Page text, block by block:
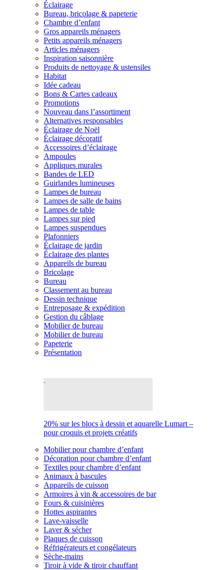
Éclairage
Bureau, bricolage & papeterie
Chambre d’enfant
Gros appareils ménagers
Petits appareils ménagers
Articles ménagers
Inspiration saisonnière
Produits de nettoyage & ustensiles
Habitat
Idée cadeau
Bons & Cartes cadeaux
Promotions
Nouveau dans l’assortiment
Alternatives responsables
Éclairage de Noël
Éclairage décoratif
Accessoires d’éclairage
Ampoules
Appliques murales
Bandes de LED
Guirlandes lumineuses
Lampes de bureau
Lampes de salle de bains
Lampes de table
Lampes sur pied
Lampes suspendues
Plafonniers
Éclairage de jardin
Éclairage des plantes
Appareils de bureau
Bricolage
Bureau
Classement au bureau
Dessin technique
Entreposage & expédition
Gestion du câblage
Mobilier de bureau
Mobilier de bureau
Papeterie
Présentation
20% sur les blocs à dessin et aquarelle Lumart –
pour croquis et projets créatifs
Mobilier pour chambre d’enfant
Décoration pour chambre d’enfant
Textiles pour chambre d’enfant
Animaux à bascules
Appareils de cuisson
Armoires à vin & accessoires de bar
Fours & cuisinières
Hottes aspirantes
Lave-vaisselle
Laver & sécher
Plaques de cuisson
Réfrigérateurs et congélateurs
Sèche-mains
Tiroir à vide & tiroir chauffant